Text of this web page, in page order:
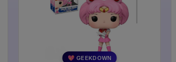
💖 GEEKDOWN